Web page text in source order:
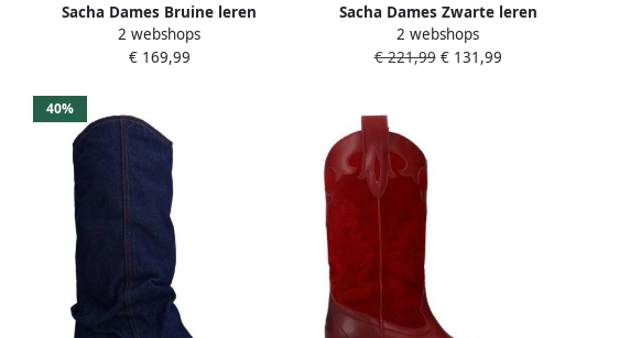
Sacha Dames Bruine leren
cowboylaarzen met sierstiksels
2 webshops
€ 169,99
Sacha Dames Zwarte leren
cowboylaarzen met flap
2 webshops
€ 221,99€ 131,99
40%